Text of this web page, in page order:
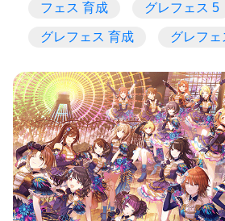
フェス 育成 グレフェス 5
グレフェス 育成 グレフェ